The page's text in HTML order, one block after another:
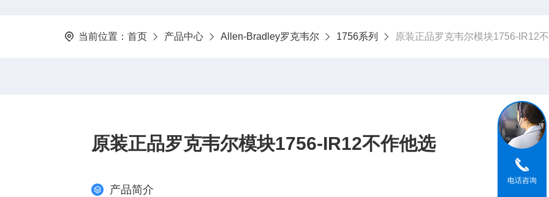
当前位置： 首页 产品中心 Allen-Bradley罗克韦尔 1756系列 原装正品罗克韦尔模块1756-IR12
原装正品罗克韦尔模块1756-IR12不作他选
产品简介
电话咨询